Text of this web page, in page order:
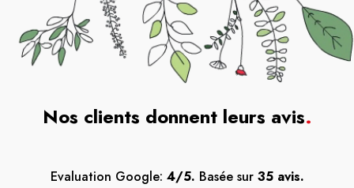
Nos clients donnent leurs avis.
Evaluation Google: 4/5. Basée sur 35 avis.